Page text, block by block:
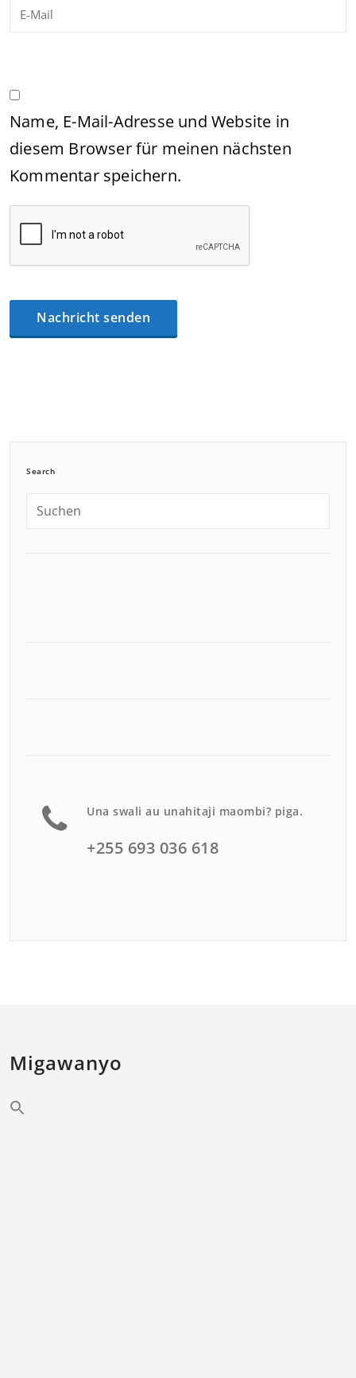
Name, E-Mail-Adresse und Website in
diesem Browser für meinen nächsten
Kommentar speichern.
Search
Una swali au unahitaji maombi? piga.
+255 693 036 618
Migawanyo